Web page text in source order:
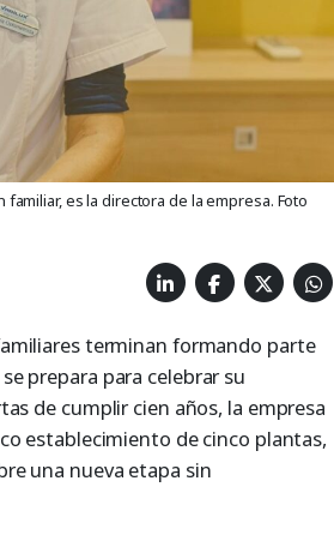
es la directora de la empresa. Foto
terminan formando parte
prepara para celebrar su
de cumplir cien años, la empresa
establecimiento de cinco plantas,
una nueva etapa sin